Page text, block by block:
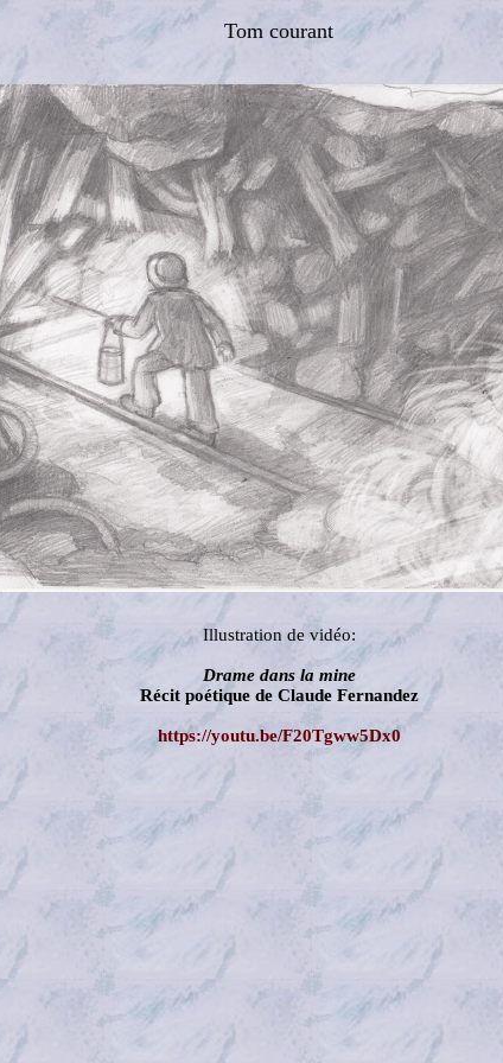
Tom courant
Illustration de vidéo:
Drame dans la mine
Récit poétique de Claude Fernandez
https://youtu.be/F20Tgww5Dx0